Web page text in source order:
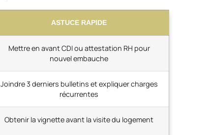
ASTUCE RAPIDE
Mettre en avant CDI ou attestation RH pour
nouvel embauche
Joindre 3 derniers bulletins et expliquer charges
récurrentes
Obtenir la vignette avant la visite du logement